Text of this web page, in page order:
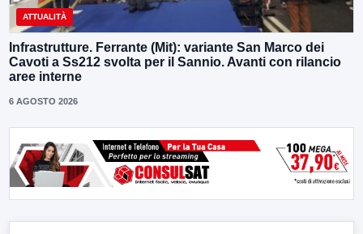
ATTUALITÀ
Infrastrutture. Ferrante (Mit): variante San Marco dei
Cavoti a Ss212 svolta per il Sannio. Avanti con rilancio
aree interne
6 AGOSTO 2026